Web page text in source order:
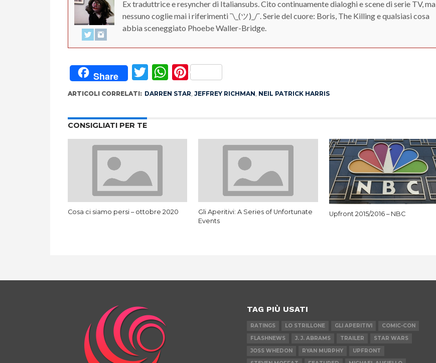
Ex traduttrice e resyncher di Italiansubs. Cito continuamente dialoghi e scene di serie TV, ma
nessuno coglie mai i riferimenti ¯\_(ツ)_/¯. Serie del cuore: Boris, The Killing e qualsiasi cosa
abbia sceneggiato Phoebe Waller-Bridge.
Share Twitter
WhatsApp
Pinterest
ARTICOLI CORRELATI: DARREN STAR, JEFFREY RICHMAN, NEIL PATRICK HARRIS
CONSIGLIATI PER TE
Cosa ci siamo persi – ottobre 2020
Gli Aperitivi: A Series of Unfortunate
Events
Upfront 2015/2016 – NBC
TAG PIÙ USATI
RATINGS LO STRILLONE GLI APERITIVI
COMIC-CON
FLASHNEWS
J. J. ABRAMS TRAILER
STAR WARS
JOSS WHEDON
RYAN MURPHY
UPFRONT